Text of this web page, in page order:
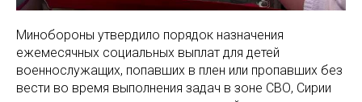
Минобороны утвердило порядок назначения
ежемесячных социальных выплат для детей
военнослужащих, попавших в плен или пропавших без
вести во время выполнения задач в зоне СВО, Сирии